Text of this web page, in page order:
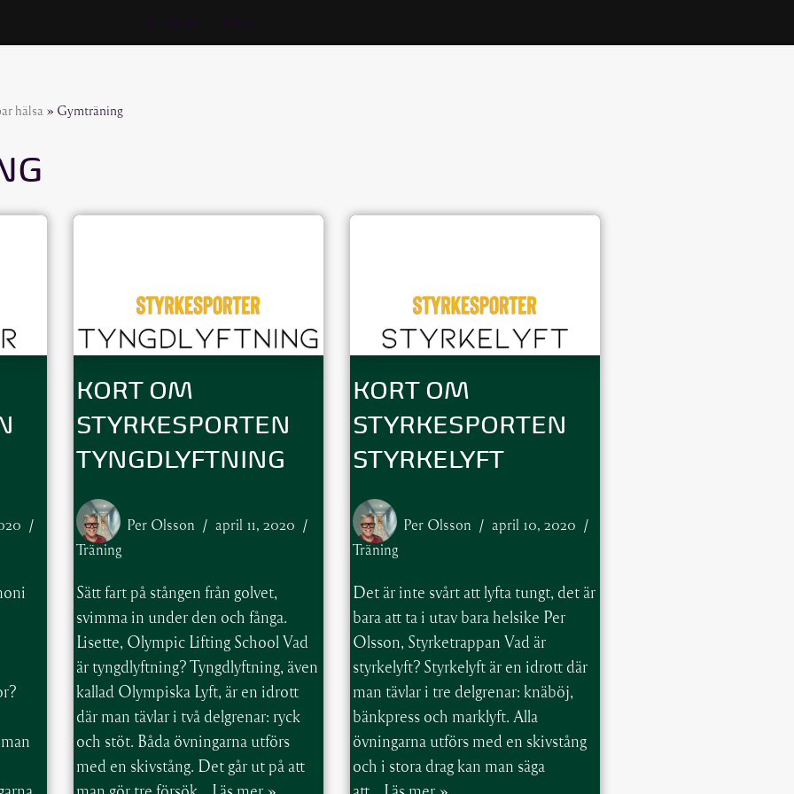
Insikter Om
hälsa » Gymträning
KORT OM
STYRKESPORTEN
TYNGDLYFTNING
Per Olsson
april 11, 2020
Träning
Sätt fart på stången från golvet,
svimma in under den och fånga.
Lisette, Olympic Lifting School Vad
är tyngdlyftning? Tyngdlyftning, även
kallad Olympiska Lyft, är en idrott
där man tävlar i två delgrenar: ryck
och stöt. Båda övningarna utförs
med en skivstång. Det går ut på att
KORT OM
STYRKESPORTEN
STYRKELYFT
Per Olsson
april 10, 2020
Träning
Det är inte svårt att lyfta tungt, det är
bara att ta i utav bara helsike Per
Olsson, Styrketrappan Vad är
styrkelyft? Styrkelyft är en idrott där
man tävlar i tre delgrenar: knäböj,
bänkpress och marklyft. Alla
övningarna utförs med en skivstång
och i stora drag kan man säga